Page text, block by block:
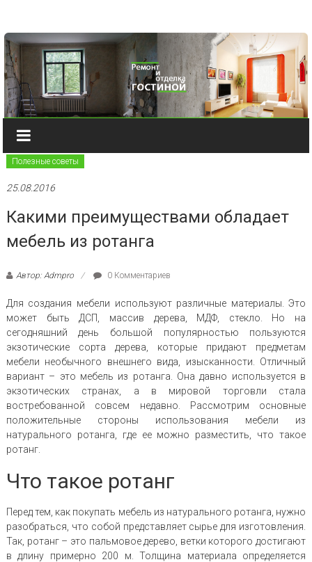
Полезные советы
25.08.2016
Какими преимуществами обладает
мебель из ротанга
Автор: Admpro 0 Комментариев
Для создания мебели используют различные материалы. Это
может быть ДСП, массив дерева, МДФ, стекло. Но на
сегодняшний день большой популярностью пользуются
экзотические сорта дерева, которые придают предметам
мебели необычного внешнего вида, изысканности. Отличный
вариант – это мебель из ротанга. Она давно используется в
экзотических странах, а в мировой торговли стала
востребованной совсем недавно. Рассмотрим основные
положительные стороны использования мебели из
натурального ротанга, где ее можно разместить, что такое
ротанг.
Что такое ротанг
Перед тем, как покупать мебель из натурального ротанга, нужно
разобраться, что собой представляет сырье для изготовления.
Так, ротанг – это пальмовое дерево, ветки которого достигают
в длину примерно 200 м. Толщина материала определяется